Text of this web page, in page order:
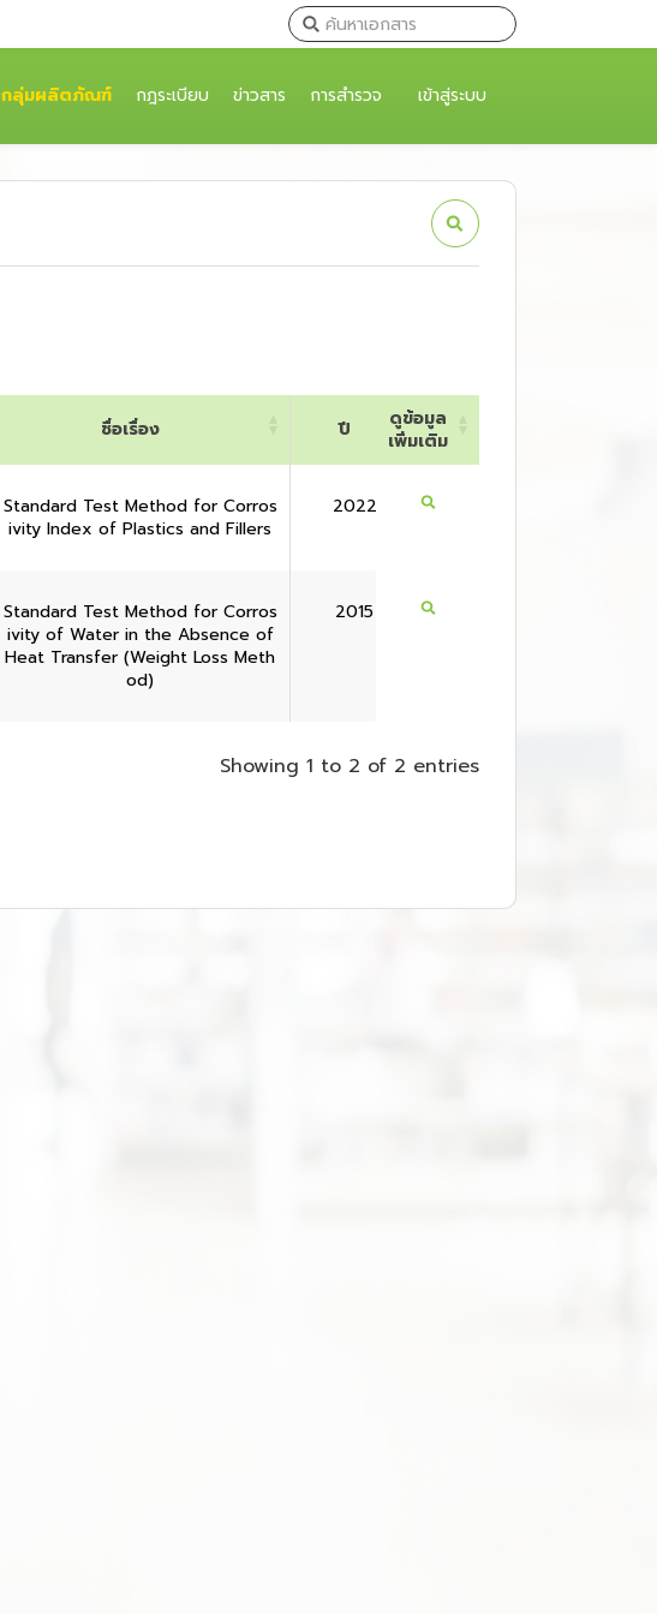
กลุ่มผลิตภัณฑ์ กฎระเบียบ ข่าวสาร การสำรวจ เข้าสู่ระบบ
ชื่อเรื่อง ปี
ดูข้อมูล
เพิ่มเติม
เพิ่มเติม
Standard Test Method for Corros
ivity Index of Plastics and Fillers
2022
Standard Test Method for Corros
ivity of Water in the Absence of
Heat Transfer (Weight Loss Meth
od)
2015
Showing 1 to 2 of 2 entries